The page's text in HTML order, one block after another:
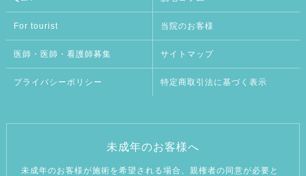
For tourist 当院のお客様
医師・医師・看護師募集 サイトマップ
プライバシーポリシー 特定商取引法に基づく表示
未成年のお客様へ
未成年のお客様が施術を希望される場合、親権者の同意が必要と